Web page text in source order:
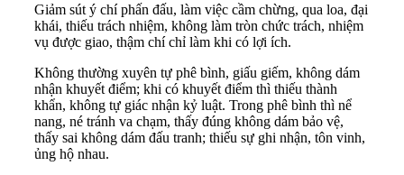
Giảm sút ý chí phấn đấu, làm việc cầm chừng, qua loa, đại
khái, thiếu trách nhiệm, không làm tròn chức trách, nhiệm
vụ được giao, thậm chí chỉ làm khi có lợi ích.
Không thường xuyên tự phê bình, giấu giếm, không dám
nhận khuyết điểm; khi có khuyết điểm thì thiếu thành
khẩn, không tự giác nhận kỷ luật. Trong phê bình thì nể
nang, né tránh va chạm, thấy đúng không dám bảo vệ,
thấy sai không dám đấu tranh; thiếu sự ghi nhận, tôn vinh,
ủng hộ nhau.